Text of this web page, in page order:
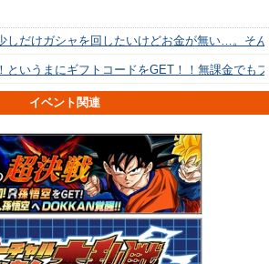
しだけガシャを回したいけどお金が無い…。そ
というまにギフトコードをGET！！無課金でも
イベント関連